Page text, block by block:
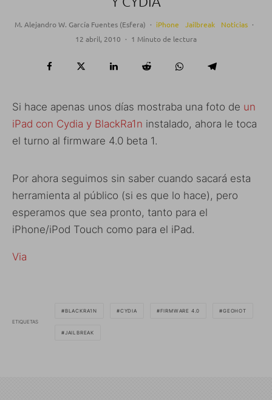
M. Alejandro W. García Fuentes (Esfera) · iPhone Jailbreak Noticias ·
12 abril, 2010 · 1 Minuto de lectura
Si hace apenas unos días mostraba una foto de un
iPad con Cydia y BlackRa1n instalado, ahora le toca
el turno al firmware 4.0 beta 1.
Por ahora seguimos sin saber cuando sacará esta
herramienta al público (si es que lo hace), pero
esperamos que sea pronto, tanto para el
iPhone/iPod Touch como para el iPad.
Via
ETIQUETAS
BLACKRA1N CYDIA FIRMWARE 4.0 GEOHOT
JAILBREAK